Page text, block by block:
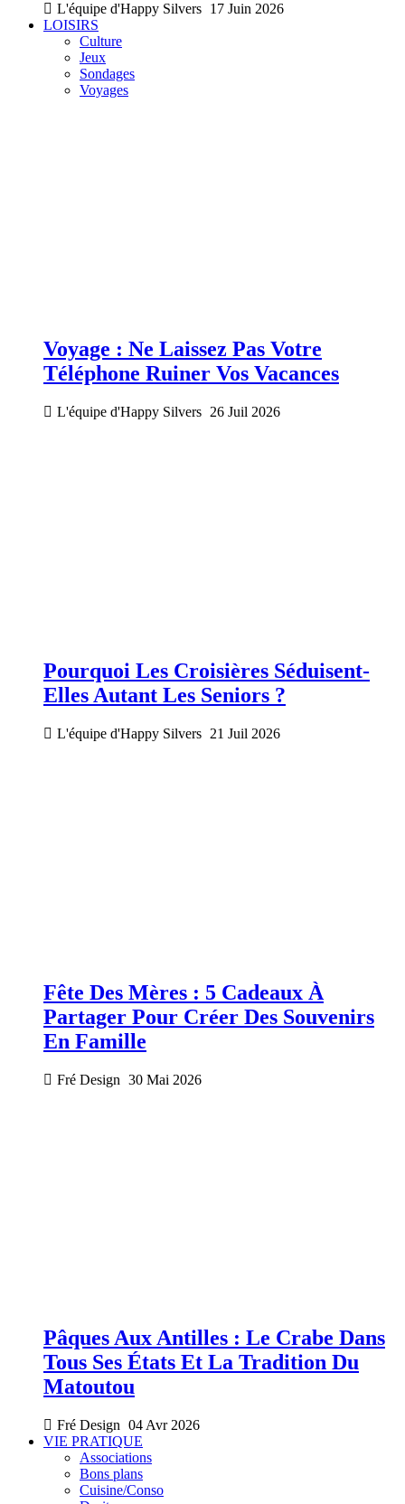
L'équipe d'Happy Silvers 17 Juin 2026
LOISIRS
Culture
Jeux
Sondages
Voyages
Voyage : Ne Laissez Pas Votre
Téléphone Ruiner Vos Vacances
L'équipe d'Happy Silvers 26 Juil 2026
Pourquoi Les Croisières Séduisent-
Elles Autant Les Seniors ?
L'équipe d'Happy Silvers 21 Juil 2026
Fête Des Mères : 5 Cadeaux À
Partager Pour Créer Des Souvenirs
En Famille
Fré Design 30 Mai 2026
Pâques Aux Antilles : Le Crabe Dans
Tous Ses États Et La Tradition Du
Matoutou
Fré Design 04 Avr 2026
VIE PRATIQUE
Associations
Bons plans
Cuisine/Conso